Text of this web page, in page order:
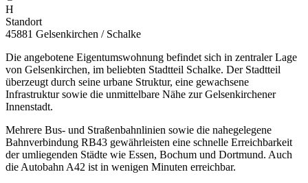
H
Standort
45881 Gelsenkirchen / Schalke
Die angebotene Eigentumswohnung befindet sich in zentraler Lage
von Gelsenkirchen, im beliebten Stadtteil Schalke. Der Stadtteil
überzeugt durch seine urbane Struktur, eine gewachsene
Infrastruktur sowie die unmittelbare Nähe zur Gelsenkirchener
Innenstadt.
Mehrere Bus- und Straßenbahnlinien sowie die nahegelegene
Bahnverbindung RB43 gewährleisten eine schnelle Erreichbarkeit
der umliegenden Städte wie Essen, Bochum und Dortmund. Auch
die Autobahn A42 ist in wenigen Minuten erreichbar.